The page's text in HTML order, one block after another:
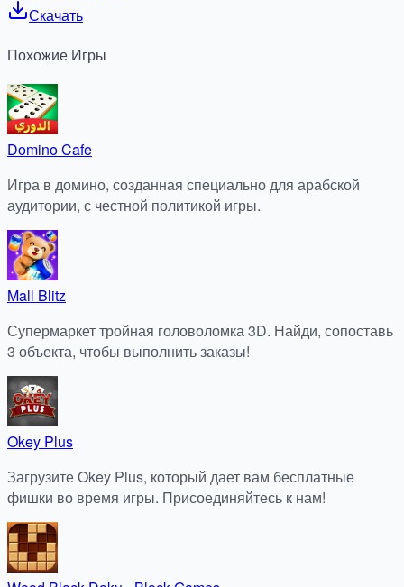
Скачать
Похожие Игры
Domino Cafe
Игра в домино, созданная специально для арабской
аудитории, с честной политикой игры.
Mall Blitz
Супермаркет тройная головоломка 3D. Найди, сопоставь
3 объекта, чтобы выполнить заказы!
Okey Plus
Загрузите Okey Plus, который дает вам бесплатные
фишки во время игры. Присоединяйтесь к нам!